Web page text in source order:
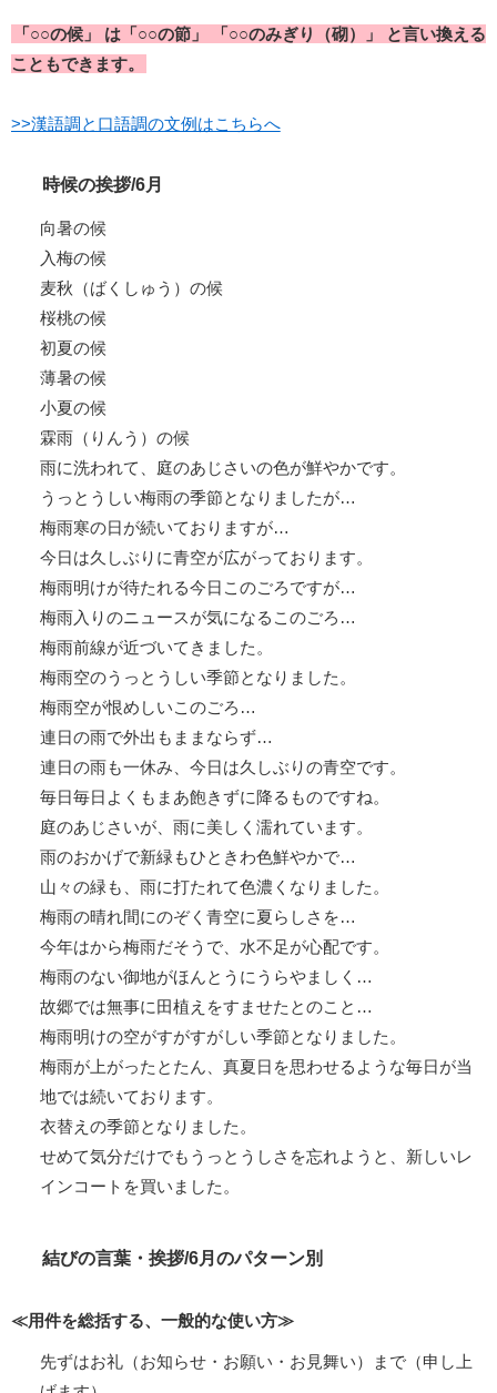
「○○の候」 は「○○の節」 「○○のみぎり（砌）」 と言い換える
こともできます。
>>漢語調と口語調の文例はこちらへ
時候の挨拶/6月
向暑の候
入梅の候
麦秋（ばくしゅう）の候
桜桃の候
初夏の候
薄暑の候
小夏の候
霖雨（りんう）の候
雨に洗われて、庭のあじさいの色が鮮やかです。
うっとうしい梅雨の季節となりましたが…
梅雨寒の日が続いておりますが…
今日は久しぶりに青空が広がっております。
梅雨明けが待たれる今日このごろですが…
梅雨入りのニュースが気になるこのごろ…
梅雨前線が近づいてきました。
梅雨空のうっとうしい季節となりました。
梅雨空が恨めしいこのごろ…
連日の雨で外出もままならず…
連日の雨も一休み、今日は久しぶりの青空です。
毎日毎日よくもまあ飽きずに降るものですね。
庭のあじさいが、雨に美しく濡れています。
雨のおかげで新緑もひときわ色鮮やかで…
山々の緑も、雨に打たれて色濃くなりました。
梅雨の晴れ間にのぞく青空に夏らしさを…
今年はから梅雨だそうで、水不足が心配です。
梅雨のない御地がほんとうにうらやましく…
故郷では無事に田植えをすませたとのこと…
梅雨明けの空がすがすがしい季節となりました。
梅雨が上がったとたん、真夏日を思わせるような毎日が当
地では続いております。
衣替えの季節となりました。
せめて気分だけでもうっとうしさを忘れようと、新しいレ
インコートを買いました。
結びの言葉・挨拶/6月のパターン別
≪用件を総括する、一般的な使い方≫
先ずはお礼（お知らせ・お願い・お見舞い）まで（申し上